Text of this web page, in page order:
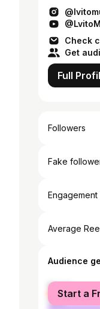
Check
Get
Full
Followers
Fake
Engagement
Average
Audience
female
male
Start a